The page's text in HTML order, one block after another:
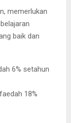
memerlukan
baik dan
6% setahun
18%